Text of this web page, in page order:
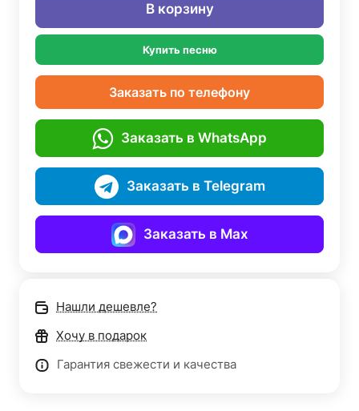
В корзину
Купить песню
Заказать по телефону
Заказать в WhatsApp
Заказать в Telegram
Заказать в Max
Нашли дешевле?
Хочу в подарок
Гарантия свежести и качества